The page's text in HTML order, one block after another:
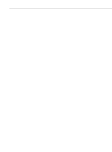
светителки со името